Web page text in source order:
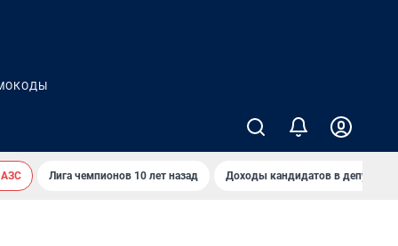
АЗС Лига чемпионов 10 лет назад Доходы кандидатов в депутаты